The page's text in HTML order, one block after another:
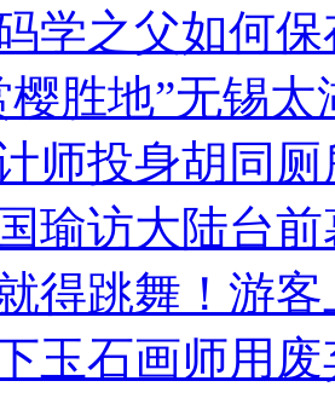
学之父如何
樱胜地”无锡
师投身胡同
瑜访大陆台
得跳舞！游客
玉石画师用